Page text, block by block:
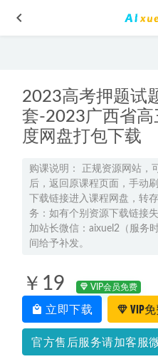
2023高考押题试
套-2023广西省高
度网盘打包下载
购课说明： 正规资源网站，
后，返回原课程页面，手动
下载链接进入课程网盘，转
务：如有个别资源下载链接
加站长微信：aixuel2（服务
间给予补发。
￥19 VIP会员免费
立即下载 VIP
官方售后服务请加客服
高中数学网课教程学魁榜
北京四中高二化学教学课程
源打包下载
2021-06-21
2024王凯皎初二英语a+培训
假班+秋季） 2023-11-05
2025谭梦云高二数学s暑假